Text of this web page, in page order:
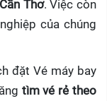
Thơ. Việc còn
của chúng
đặt Vé máy bay
tìm vé rẻ theo